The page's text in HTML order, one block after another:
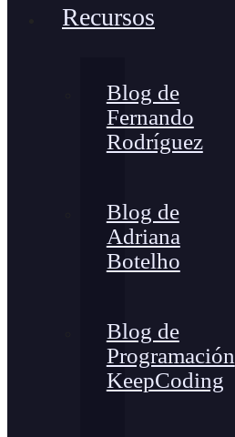
Recursos
Blog de
Fernando
Rodríguez
Blog de
Adriana
Botelho
Blog de
Programación
KeepCoding